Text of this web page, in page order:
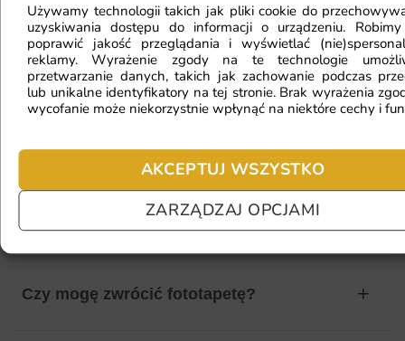
Używamy technologii takich jak pliki cookie do
uzyskiwania dostępu do informacji o urządzeniu.
poprawić jakość przeglądania i wyświetlać
reklamy. Wyrażenie zgody na te technologie
przetwarzanie danych, takich jak zachowanie podczas
lub unikalne identyfikatory na tej stronie. Brak wyrażenia
wycofanie może niekorzystnie wpłynąć na niektóre cechy i
AKCEPTUJ WSZYSTKO
ZARZĄDZAJ OPCJAMI
Mam ścianę o nietypowym kształcie,
czy da się na niej położyć
fototapetę?
Ile będę czekać na realizację
Czy mogę zwrócić fototapetę?